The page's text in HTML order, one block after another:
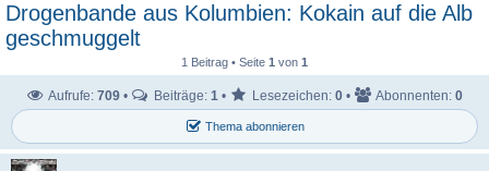
Drogenbande aus Kolumbien: Kokain auf die Alb
geschmuggelt
1 Beitrag • Seite 1 von 1
Thema abonnieren
Aufrufe: 709 • Beiträge: 1 • Lesezeichen: 0 • Abonnenten: 0